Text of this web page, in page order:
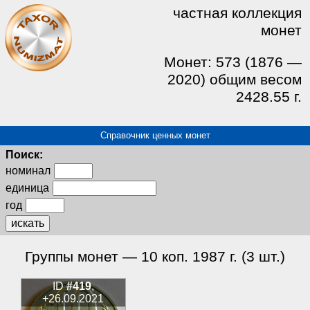
частная коллекция
монет
Монет: 573 (1876 —
2020) общим весом
2428.55 г.
Справочник ценных монет
Поиск:
номинал
единица
год
искать
Группы монет — 10 коп. 1987 г. (3 шт.)
ID#419,
+26.09.2021